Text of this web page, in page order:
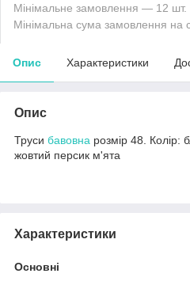
Мінімальне замовлення — 12 шт.
Мінімальна сума замовлення на
Опис Характеристики
Опис
Труси бавовна розмір 48. Колір:
жовтий персик м'ята
Характеристики
Основні